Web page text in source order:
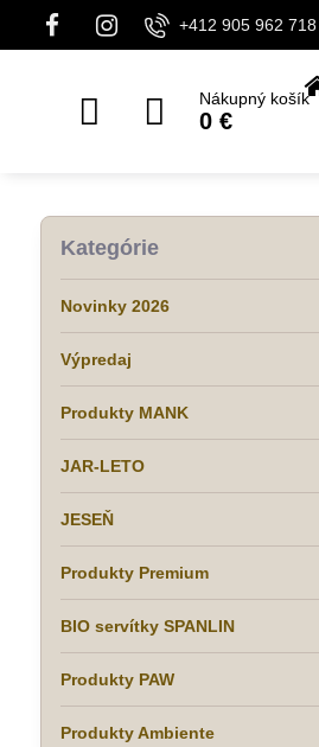
+412 905 962 718
Nákupný košík
0 €
Kategórie
Novinky 2026
Výpredaj
Produkty MANK
JAR-LETO
JESEŇ
Produkty Premium
BIO servítky SPANLIN
Produkty PAW
Produkty Ambiente